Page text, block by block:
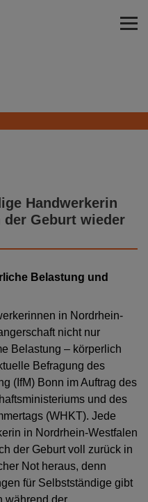
Bonn
Handwerkerin
der Geburt wieder
Belastung und
in Nordrhein-
nicht nur
Belastung – körperlich
Befragung des
(IfM) Bonn im Auftrag des
und des
(WHKT). Jede
in Nordrhein-Westfalen
der Geburt voll zurück in
Not heraus, denn
für Selbstständige gibt
während der